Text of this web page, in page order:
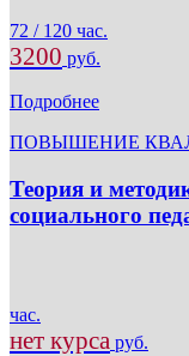
72 / 120 час.
3200 руб.
Подробнее
ПОВЫШЕНИЕ
Теория и
социального
час.
нет курса руб.